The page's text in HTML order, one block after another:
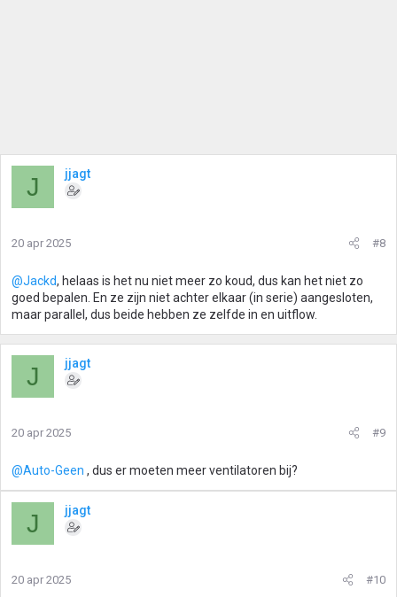
J jjagt
20 apr 2025 #8
@Jackd, helaas is het nu niet meer zo koud, dus kan het niet zo
goed bepalen. En ze zijn niet achter elkaar (in serie) aangesloten,
maar parallel, dus beide hebben ze zelfde in en uitflow.
J jjagt
20 apr 2025 #9
@Auto-Geen , dus er moeten meer ventilatoren bij?
J jjagt
20 apr 2025 #10